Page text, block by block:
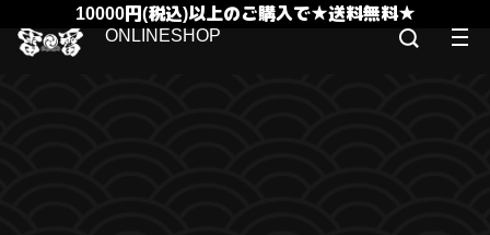
10000円(税込)以上のご購入で★送料無料★
ONLINESHOP